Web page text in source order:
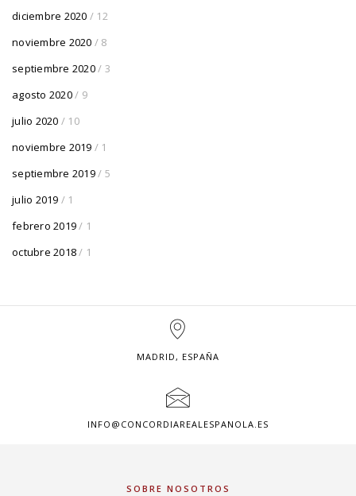
diciembre 2020 / 12
noviembre 2020 / 8
septiembre 2020/ 3
agosto 2020/ 9
julio 2020 / 10
noviembre 2019 / 1
septiembre 2019/ 5
julio 2019 / 1
febrero 2019/ 1
octubre 2018/ 1
MADRID, ESPAÑA
INFO@CONCORDIAREALESPANOLA.ES
SOBRE NOSOTROS